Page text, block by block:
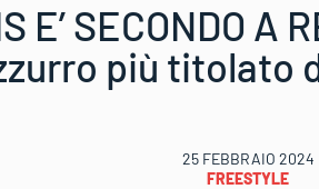
E’ SECONDO
più titolato
25 FEBBRAIO 2024
FREESTYLE